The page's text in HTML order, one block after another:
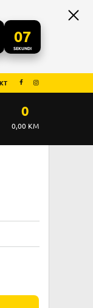
07
SEKUNDI
0
0,00KM